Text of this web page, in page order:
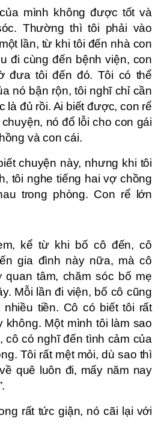
mình không được tốt và
Thường thì tôi phải vào
lần, từ khi tôi đến nhà con
đi cùng đến bệnh viện, con
đưa tôi đến đó. Tôi có thể
nó bận rộn, tôi nghĩ chỉ cần
là đủ rồi. Ai biết được, con rể
nó đổ lỗi cho con gái
và con cái.
chuyện này, nhưng khi tôi
tôi nghe tiếng hai vợ chồng
trong phòng. Con rể lớn
kể từ khi bố cô đến, cô
gia đình này nữa, mà cô
tâm, chăm sóc bố mẹ
Mỗi lần đi viện, bố cô cũng
nhiều tiền. Cô có biết tôi rất
không. Một mình tôi làm sao
cô có nghĩ đến tình cảm của
Tôi rất mệt mỏi, dù sao thì
quê luôn đi, mấy năm nay
rất tức giận, nó cãi lại với